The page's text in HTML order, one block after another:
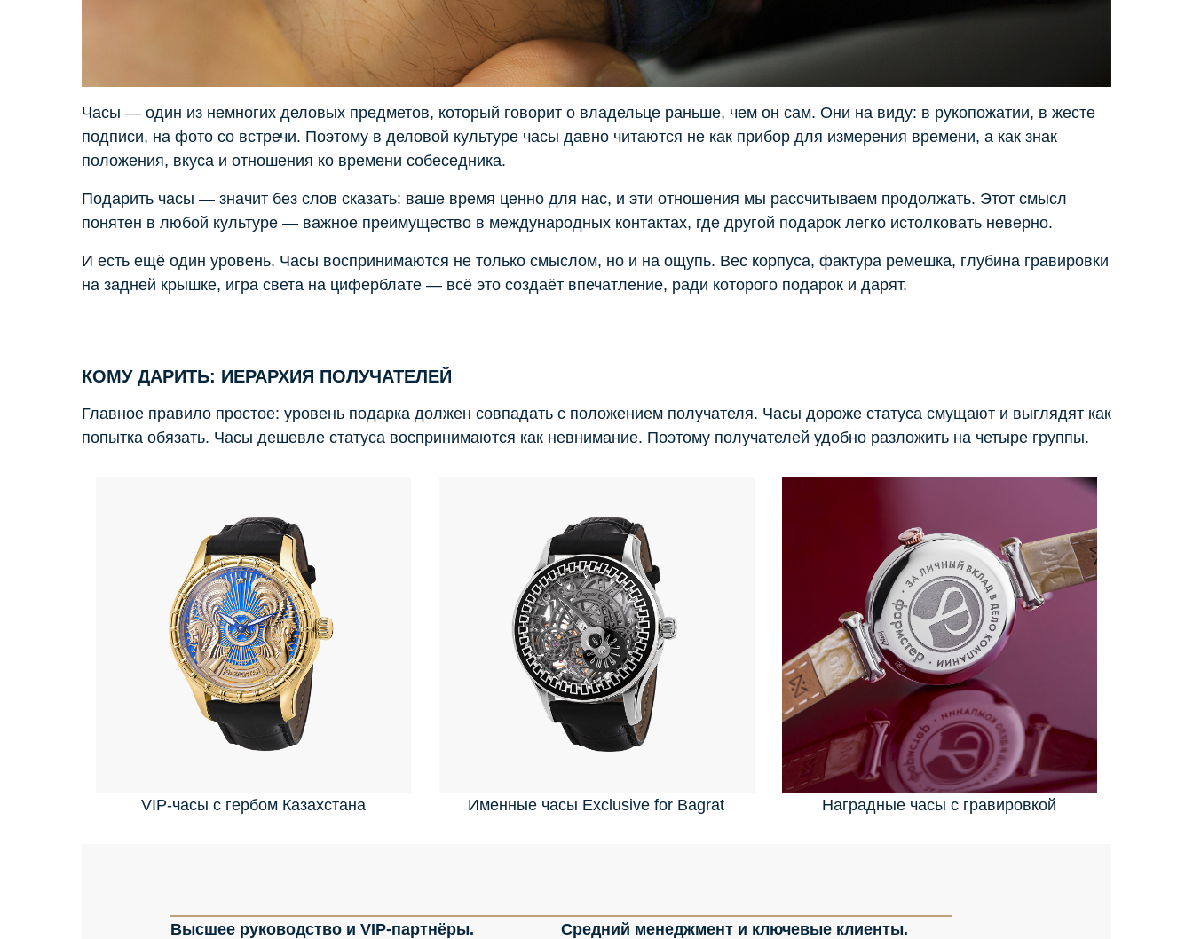
Часы — один из немногих деловых предметов, который говорит о владельце раньше, чем он сам. Они на виду: в рукопожатии, в жесте
подписи, на фото со встречи. Поэтому в деловой культуре часы давно читаются не как прибор для измерения времени, а как знак
положения, вкуса и отношения ко времени собеседника.
Подарить часы — значит без слов сказать: ваше время ценно для нас, и эти отношения мы рассчитываем продолжать. Этот смысл
понятен в любой культуре — важное преимущество в международных контактах, где другой подарок легко истолковать неверно.
И есть ещё один уровень. Часы воспринимаются не только смыслом, но и на ощупь. Вес корпуса, фактура ремешка, глубина гравировки
на задней крышке, игра света на циферблате — всё это создаёт впечатление, ради которого подарок и дарят.
КОМУ ДАРИТЬ: ИЕРАРХИЯ ПОЛУЧАТЕЛЕЙ
Главное правило простое: уровень подарка должен совпадать с положением получателя. Часы дороже статуса смущают и выглядят как
попытка обязать. Часы дешевле статуса воспринимаются как невнимание. Поэтому получателей удобно разложить на четыре группы.
VIP-часы с гербом Казахстана Именные часы Exclusive for Bagrat Наградные часы с гравировкой
Высшее руководство и VIP-партнёры.
Средний менеджмент и ключевые клиенты.